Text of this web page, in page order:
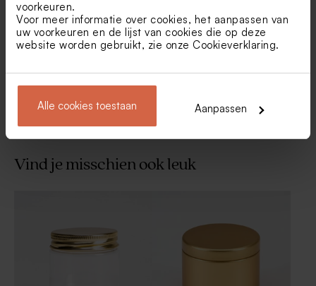
voorkeuren.
Voor meer informatie over cookies, het aanpassen van
uw voorkeuren en de lijst van cookies die op deze
website worden gebruikt, zie onze Cookieverklaring.
Alle cookies toestaan Aanpassen
stuks
Vind je misschien ook leuk